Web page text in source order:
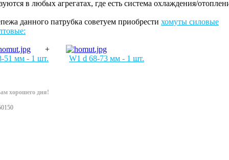
в любых агрегатах, где есть система охлаждения/
данного патрубка советуем приобрести хомуты силовые
+
51 мм - 1 шт.
W1 d 68-73 мм - 1 шт.
хорошего дня!